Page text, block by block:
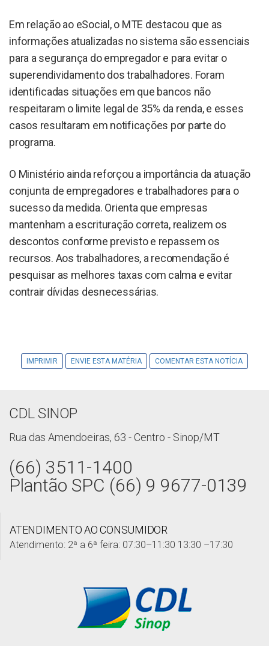
Em relação ao eSocial, o MTE destacou que as
informações atualizadas no sistema são essenciais
para a segurança do empregador e para evitar o
superendividamento dos trabalhadores. Foram
identificadas situações em que bancos não
respeitaram o limite legal de 35% da renda, e esses
casos resultaram em notificações por parte do
programa.
O Ministério ainda reforçou a importância da atuação
conjunta de empregadores e trabalhadores para o
sucesso da medida. Orienta que empresas
mantenham a escrituração correta, realizem os
descontos conforme previsto e repassem os
recursos. Aos trabalhadores, a recomendação é
pesquisar as melhores taxas com calma e evitar
contrair dívidas desnecessárias.
IMPRIMIR ENVIE ESTA MATÉRIA COMENTAR ESTA NOTÍCIA
CDL SINOP
Rua das Amendoeiras, 63 - Centro - Sinop/MT
(66) 3511-1400
Plantão SPC (66) 9 9677-0139
ATENDIMENTO AO CONSUMIDOR
Atendimento: 2ª a 6ª feira: 07:30–11:30 13:30 –17:30